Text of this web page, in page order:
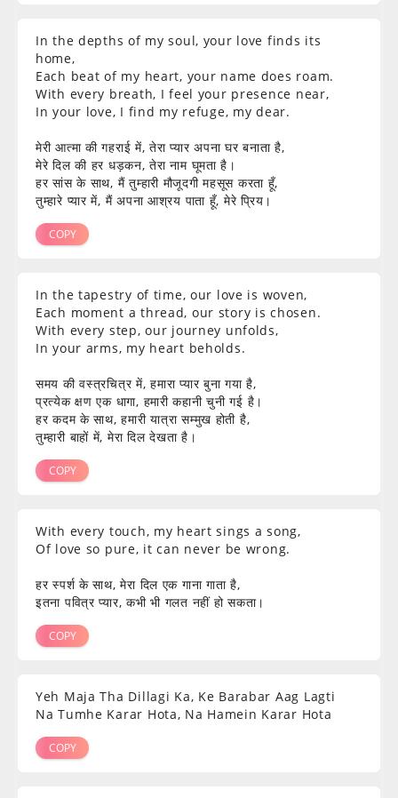
In the depths of my soul, your love finds its
home,
Each beat of my heart, your name does roam.
With every breath, I feel your presence near,
In your love, I find my refuge, my dear.
मेरी आत्मा की गहराई में, तेरा प्यार अपना घर बनाता है,
मेरे दिल की हर धड़कन, तेरा नाम घूमता है।
हर सांस के साथ, मैं तुम्हारी मौजूदगी महसूस करता हूँ,
तुम्हारे प्यार में, मैं अपना आश्रय पाता हूँ, मेरे प्रिय।
COPY
In the tapestry of time, our love is woven,
Each moment a thread, our story is chosen.
With every step, our journey unfolds,
In your arms, my heart beholds.
समय की वस्त्रचित्र में, हमारा प्यार बुना गया है,
प्रत्येक क्षण एक धागा, हमारी कहानी चुनी गई है।
हर कदम के साथ, हमारी यात्रा सम्मुख होती है,
तुम्हारी बाहों में, मेरा दिल देखता है।
COPY
With every touch, my heart sings a song,
Of love so pure, it can never be wrong.
हर स्पर्श के साथ, मेरा दिल एक गाना गाता है,
इतना पवित्र प्यार, कभी भी गलत नहीं हो सकता।
COPY
Yeh Maja Tha Dillagi Ka, Ke Barabar Aag Lagti
Na Tumhe Karar Hota, Na Hamein Karar Hota
COPY